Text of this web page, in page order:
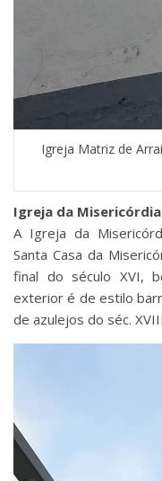
Igreja Matriz de
Igreja da Misericórdia
A Igreja da
Santa Casa da
final do século XVI,
exterior é de estilo
de azulejos do séc.